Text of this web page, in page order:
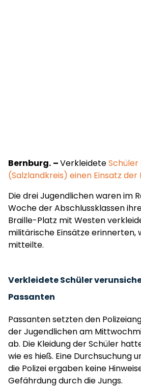
Bernburg. –Verkleidete
(Salzlandkreis) einen Einsatz der
Die drei Jugendlichen waren im
Woche der Abschlussklassen
Braille-Platz mit Westen
militärische Einsätze erinnerten,
mitteilte.
Verkleidete Schüler
Passanten
Passanten setzten den
der Jugendlichen am
ab. Die Kleidung der Schüler
wie es hieß. Eine Durchsuchung
die Polizei ergaben keine
Gefährdung durch die Jungs.